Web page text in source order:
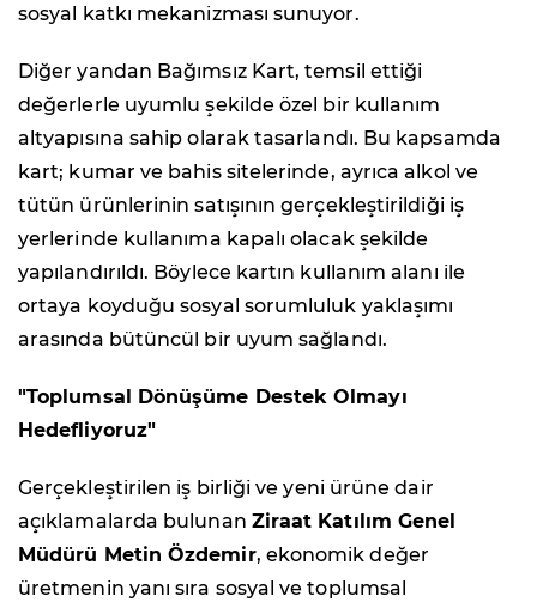
sosyal katkı mekanizması sunuyor.
Diğer yandan Bağımsız Kart, temsil ettiği
değerlerle uyumlu şekilde özel bir kullanım
altyapısına sahip olarak tasarlandı. Bu kapsamda
kart; kumar ve bahis sitelerinde, ayrıca alkol ve
tütün ürünlerinin satışının gerçekleştirildiği iş
yerlerinde kullanıma kapalı olacak şekilde
yapılandırıldı. Böylece kartın kullanım alanı ile
ortaya koyduğu sosyal sorumluluk yaklaşımı
arasında bütüncül bir uyum sağlandı.
"Toplumsal Dönüşüme Destek Olmayı
Hedefliyoruz"
Gerçekleştirilen iş birliği ve yeni ürüne dair
açıklamalarda bulunan Ziraat Katılım Genel
Müdürü Metin Özdemir, ekonomik değer
üretmenin yanı sıra sosyal ve toplumsal